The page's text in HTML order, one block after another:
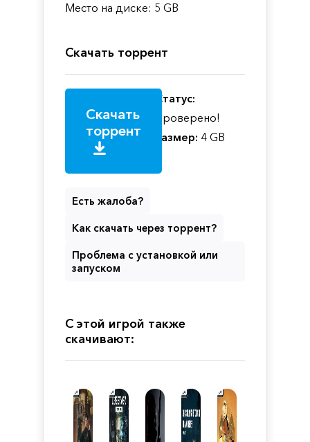
Место на диске: 5 GB
Скачать торрент
Скачать
торрент
Статус:
Проверено!
Размер: 4 GB
Есть жалоба?
Как скачать через торрент?
Проблема с установкой или
запуском
С этой игрой также
скачивают: